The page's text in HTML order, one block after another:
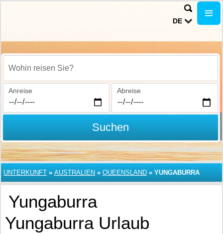
DE
Wohin reisen Sie?
Anreise Abreise
Suchen
UNTERKUNFT » AUSTRALIEN » QUEENSLAND » YUNGABURRA
Yungaburra
Yungaburra Urlaub